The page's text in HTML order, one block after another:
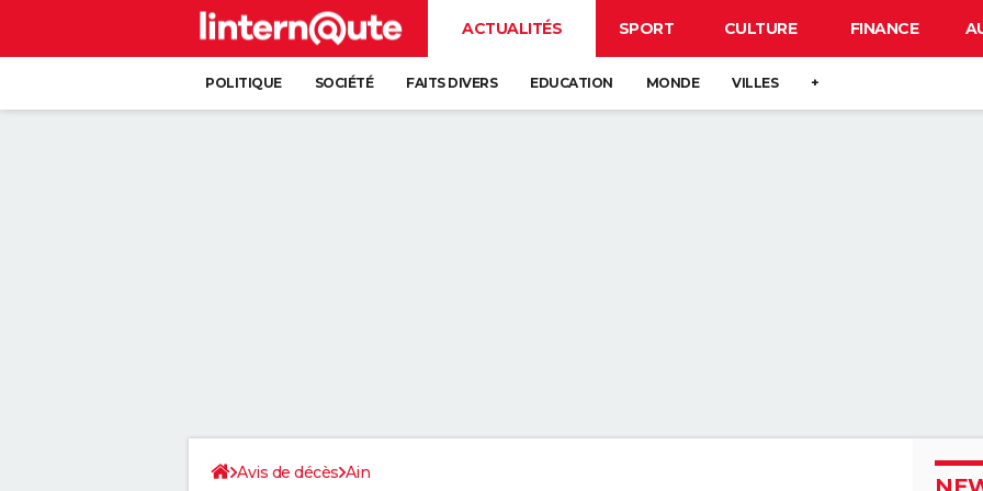
ACTUALITÉS SPORT CULTURE FINANCE
POLITIQUE SOCIÉTÉ FAITS DIVERS EDUCATION MONDE VILLES +
Avis de décès Ain